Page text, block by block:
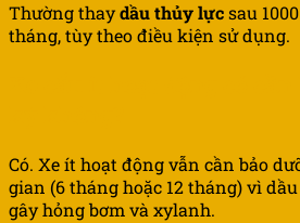
Thường thaydầu thủy lựcsau
tháng, tùy theo điều kiện sử dụng.
Có. Xe ít hoạt động vẫn cần bảo
gian (6 tháng hoặc 12 tháng) vì
gây hỏng bơm và xylanh.